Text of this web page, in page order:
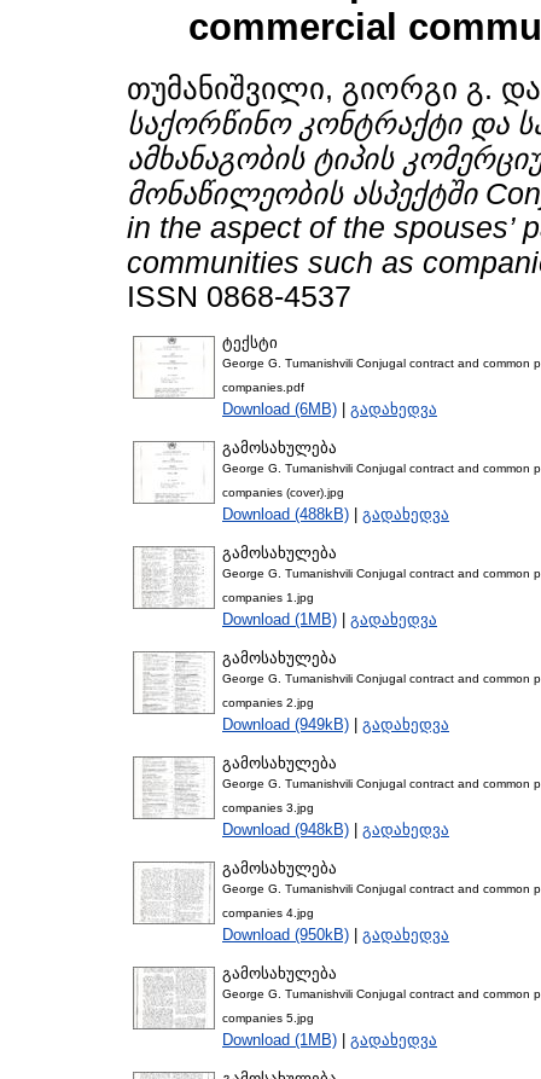
commercial
თუმანიშვილი, გიორგი გ.
საქორწინო კონტრაქტი და
ამხანაგობის ტიპის
მონაწილეობის ასპექტში
in the aspect of the spouses’
communities such as
ISSN 0868-4537
ტექსტი
George G. Tumanishvili Conjugal contract and common
companies.pdf
Download (6MB) | გადახედვა
გამოსახულება
George G. Tumanishvili Conjugal contract and common
companies (cover).jpg
Download (488kB) | გადახედვა
გამოსახულება
George G. Tumanishvili Conjugal contract and common
companies 1.jpg
Download (1MB) | გადახედვა
გამოსახულება
George G. Tumanishvili Conjugal contract and common
companies 2.jpg
Download (949kB) | გადახედვა
გამოსახულება
George G. Tumanishvili Conjugal contract and common
companies 3.jpg
Download (948kB) | გადახედვა
გამოსახულება
George G. Tumanishvili Conjugal contract and common
companies 4.jpg
Download (950kB) | გადახედვა
გამოსახულება
George G. Tumanishvili Conjugal contract and common
companies 5.jpg
Download (1MB) | გადახედვა